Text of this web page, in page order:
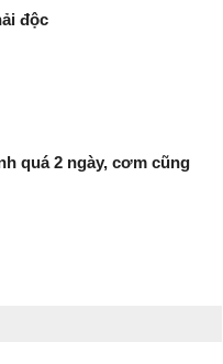
độc
quá 2 ngày, cơm cũng